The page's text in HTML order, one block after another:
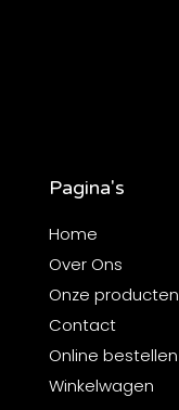
Pagina's
Home
Over Ons
Onze producten
Contact
Online bestellen
Winkelwagen